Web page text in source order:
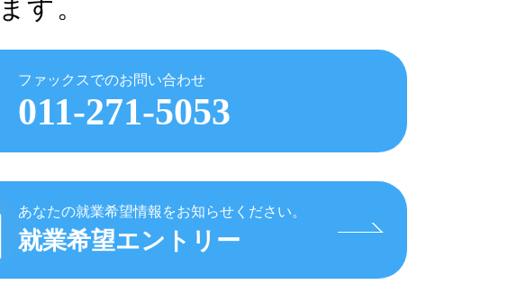
す。
ファックスでのお問い合わせ
011-271-5053
あなたの就業希望情報をお知らせください。
就業希望エントリー